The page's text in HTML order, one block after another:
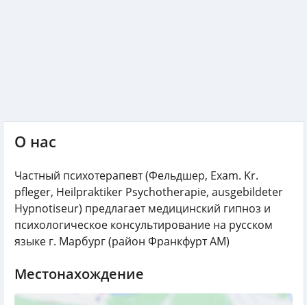
О нас
Частный психотерапевт (Фельдшер, Exam. Kr.
pfleger, Heilpraktiker Psychotherapie, ausgebildeter
Hypnotiseur) предлагает медицинский гипноз и
психологическое консультирование на русском
языке г. Марбург (район Франкфурт АМ)
Местонахождение